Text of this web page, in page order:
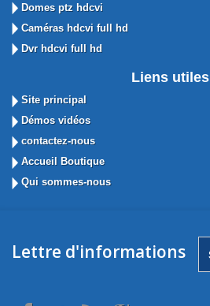
Domes ptz hdcvi
Caméras hdcvi full hd
Dvr hdcvi full hd
Liens utiles
Site principal
Démos vidéos
contactez-nous
Accueil Boutique
Qui sommes-nous
Lettre d'informations